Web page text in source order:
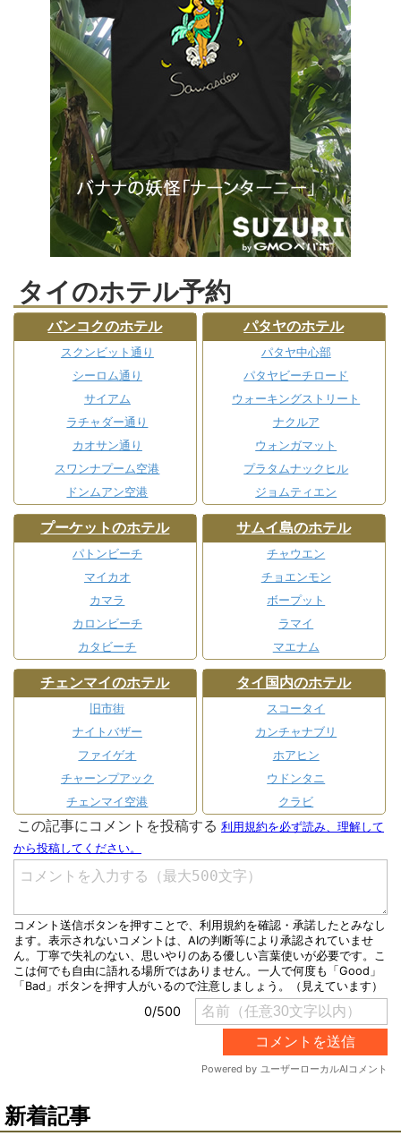
タイのホテル予約
バンコクのホテル
スクンビット通り
シーロム通り
サイアム
ラチャダー通り
カオサン通り
スワンナプーム空港
ドンムアン空港
パタヤのホテル
パタヤ中心部
パタヤビーチロード
ウォーキングストリート
ナクルア
ウォンガマット
プラタムナックヒル
ジョムティエン
プーケットのホテル
パトンビーチ
マイカオ
カマラ
カロンビーチ
カタビーチ
サムイ島のホテル
チャウエン
チョエンモン
ボープット
ラマイ
マエナム
チェンマイのホテル
旧市街
ナイトバザー
ファイゲオ
チャーンプアック
チェンマイ空港
タイ国内のホテル
スコータイ
カンチャナブリ
ホアヒン
ウドンタニ
クラビ
新着記事